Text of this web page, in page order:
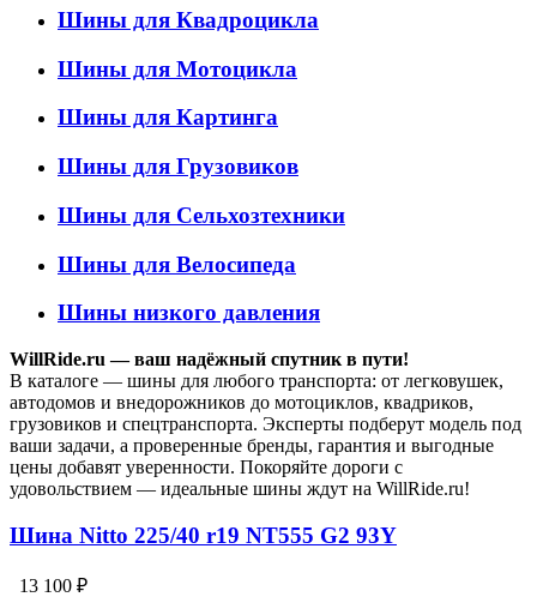
Шины для Квадроцикла
Шины для Мотоцикла
Шины для Картинга
Шины для Грузовиков
Шины для Сельхозтехники
Шины для Велосипеда
Шины низкого давления
WillRide.ru — ваш надёжный спутник в пути!
В каталоге — шины для любого транспорта: от легковушек,
автодомов и внедорожников до мотоциклов, квадриков,
грузовиков и спецтранспорта. Эксперты подберут модель под
ваши задачи, а проверенные бренды, гарантия и выгодные
цены добавят уверенности. Покоряйте дороги с
удовольствием — идеальные шины ждут на WillRide.ru!
Шина Nitto 225/40 r19 NT555 G2 93Y
13 100 ₽